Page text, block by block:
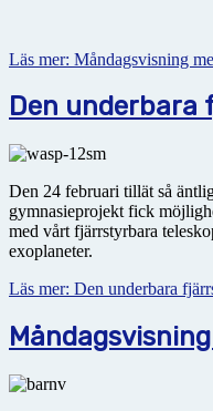
Läs mer: Måndagsvisning
Den
Den 24 februari tillät så
gymnasieprojekt fick
med vårt fjärrstyrbara
exoplaneter.
Läs mer: Den underbara